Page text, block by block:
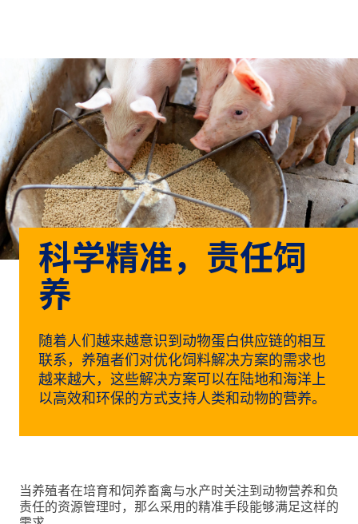
可
持
续
发
展
产
品
与
服
务
洞
与
创
新
化
与
English (United States)
français (Canada)
科学精准，责任饲
养
随着人们越来越意识到动物蛋白供应链的相互
联系，养殖者们对优化饲料解决方案的需求也
越来越大，这些解决方案可以在陆地和海洋上
以高效和环保的方式支持人类和动物的营养。
当养殖者在培育和饲养畜禽与水产时关注到动物营养和负
责任的资源管理时，那么采用的精准手段能够满足这样的